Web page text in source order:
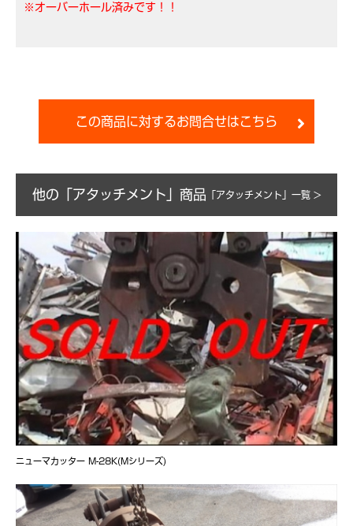
※オーバーホール済みです！！
この商品に対するお問合せはこちら
他の「アタッチメント」商品 「アタッチメント」一覧 >
ニューマカッター M-28K(Mシリーズ)